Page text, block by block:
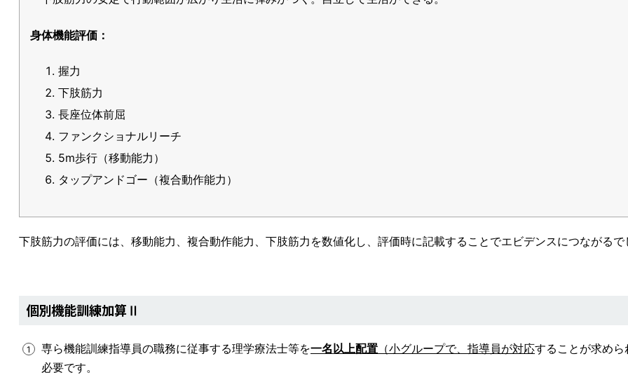
身体機能評価：
握力
下肢筋力
長座位体前屈
ファンクショナルリーチ
5m歩行（移動能力）
タップアンドゴー（複合動作能力）
下肢筋力の評価には、移動能力、複合動作能力、下肢筋力を数値化し、評価時に記載することでエビデンスにつながるで
個別機能訓練加算Ⅱ
専ら機能訓練指導員の職務に従事する理学療法士等を一名以上配置 （小グループで、指導員が対応することが求めら
必要です。